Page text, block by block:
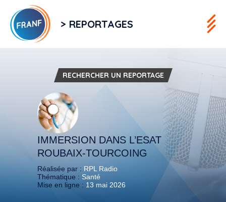
> REPORTAGES
RECHERCHER UN REPORTAGE
IMMERSION DANS L’ESAT
ROUBAIX-TOURCOING
Réalisée par : RPL Radio
Thématique : Santé
Mise en ligne : 13 mai 2026